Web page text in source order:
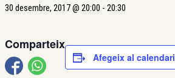
30 desembre, 2017 @ 20:00 - 20:30
Comparteix
Afegeix al calendari